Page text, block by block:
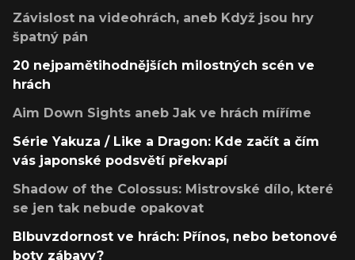
Závislost na videohrách, aneb Když jsou hry
špatný pán
20 nejpamětihodnějších milostných scén ve
hrách
Aim Down Sights aneb Jak ve hrách míříme
Série Yakuza / Like a Dragon: Kde začít a čím
vás japonské podsvětí překvapí
Shadow of the Colossus: Mistrovské dílo, které
se jen tak nebude opakovat
Blbuvzdornost ve hrách: Přínos, nebo betonové
boty zábavy?